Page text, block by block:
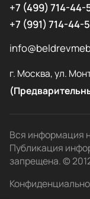
+7 (499) 714-44-
+7 (991) 714-44-
г. Москва, ул.
Вся информация
Публикация
запрещена. ©